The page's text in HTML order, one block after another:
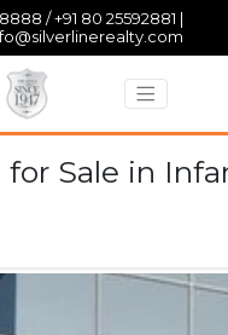
/ +91 80 25592881 |
Sale in